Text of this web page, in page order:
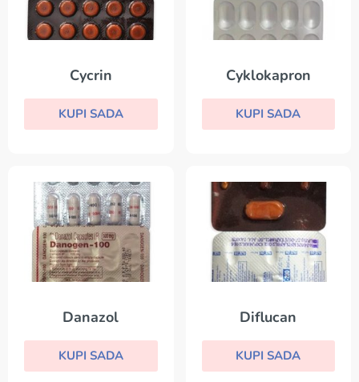
Cycrin
KUPI SADA
Cyklokapron
KUPI SADA
Danazol
KUPI SADA
Diflucan
KUPI SADA